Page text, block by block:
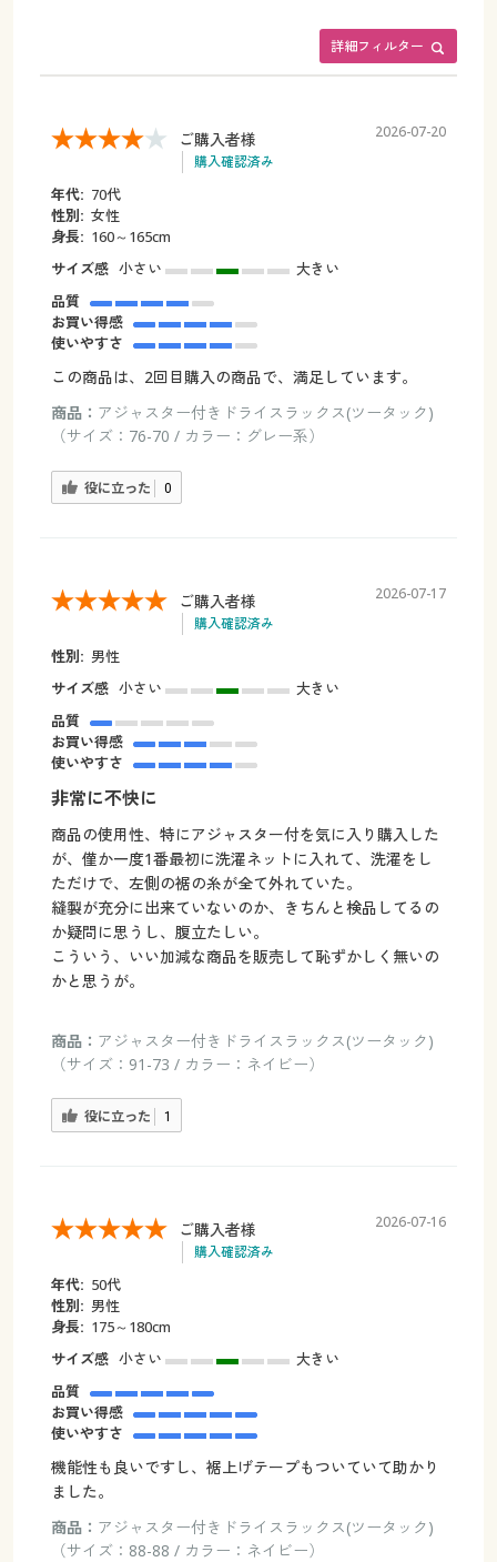
詳細フィルター
ご購入者様
購入確認済み
2026-07-20
年代: 70代
性別: 女性
身長: 160～165cm
サイズ感 小さい
大きい
品質
お買い得感
使いやすさ
この商品は、2回目購入の商品で、満足しています。
商品： アジャスター付きドライスラックス(ツータック)
（サイズ：76-70 / カラー：グレー系）
役に立った 0
ご購入者様
購入確認済み
2026-07-17
性別: 男性
サイズ感 小さい
大きい
品質
お買い得感
使いやすさ
非常に不快に
商品の使用性、特にアジャスター付を気に入り購入した
が、僅か一度1番最初に洗濯ネットに入れて、洗濯をし
ただけで、左側の裾の糸が全て外れていた。
縫製が充分に出来ていないのか、きちんと検品してるの
か疑問に思うし、腹立たしい。
こういう、いい加減な商品を販売して恥ずかしく無いの
かと思うが。
商品： アジャスター付きドライスラックス(ツータック)
（サイズ：91-73 / カラー：ネイビー）
役に立った 1
ご購入者様
購入確認済み
2026-07-16
年代: 50代
性別: 男性
身長: 175～180cm
サイズ感 小さい
大きい
品質
お買い得感
使いやすさ
機能性も良いですし、裾上げテープもついていて助かり
ました。
商品： アジャスター付きドライスラックス(ツータック)
（サイズ：88-88 / カラー：ネイビー）